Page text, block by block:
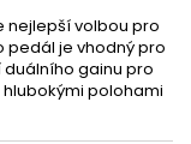
nejlepší volbou pro
pedál je vhodný pro
gainu pro
polohami